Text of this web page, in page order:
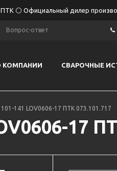
ПТК ⚪ Официальный дилер
Вопрос-ответ
КОМПАНИИ СВАРОЧНЫЕ
101-141 LOV0606-17 ПТК 073.101.717
17